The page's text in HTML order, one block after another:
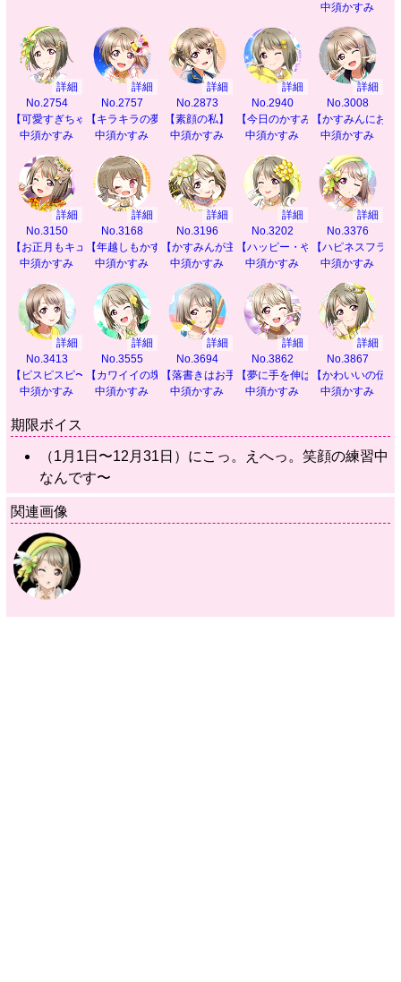
中須かすみ
詳細
No.2754
【可愛すぎちゃう？】
中須かすみ
詳細
No.2757
【キラキラの夢】
中須かすみ
詳細
No.2873
【素顔の私】
中須かすみ
詳細
No.2940
【今日のかすみんも】
中須かすみ
詳細
No.3008
【かすみんにお任
中須かすみ
詳細
No.3150
【お正月もキュートに】
中須かすみ
詳細
No.3168
【年越しもかすみんと】
中須かすみ
詳細
No.3196
【かすみんが主役です】
中須かすみ
詳細
No.3202
【ハッピー・やっぴー】
中須かすみ
詳細
No.3376
【ハピネスフラワ
中須かすみ
詳細
No.3413
【ピスピスピ〜ス♪】
中須かすみ
詳細
No.3555
【カワイイの塊！】
中須かすみ
詳細
No.3694
【落書きはお手の物】
中須かすみ
詳細
No.3862
【夢に手を伸ばして】
中須かすみ
詳細
No.3867
【かわいいの伝道
中須かすみ
期限ボイス
（1月1日〜12月31日）にこっ。えへっ。笑顔の練習中
なんです〜
関連画像